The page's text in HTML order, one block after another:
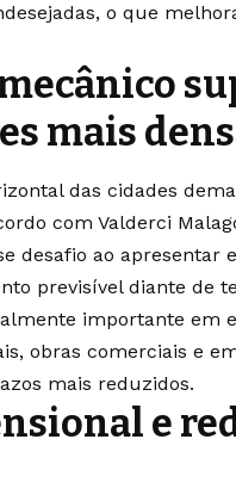
o que
mais
das cidades
com Valderci
desafio ao apresentar
previsível diante de
importante em
obras comerciais e
mais reduzidos.
e